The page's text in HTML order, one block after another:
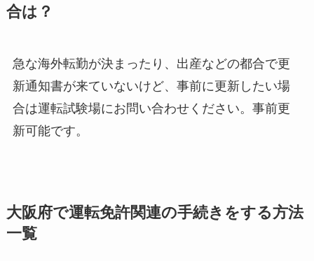
合は？
急な海外転勤が決まったり、出産などの都合で更
新通知書が来ていないけど、事前に更新したい場
合は運転試験場にお問い合わせください。事前更
新可能です。
大阪府で運転免許関連の手続きをする方法
一覧